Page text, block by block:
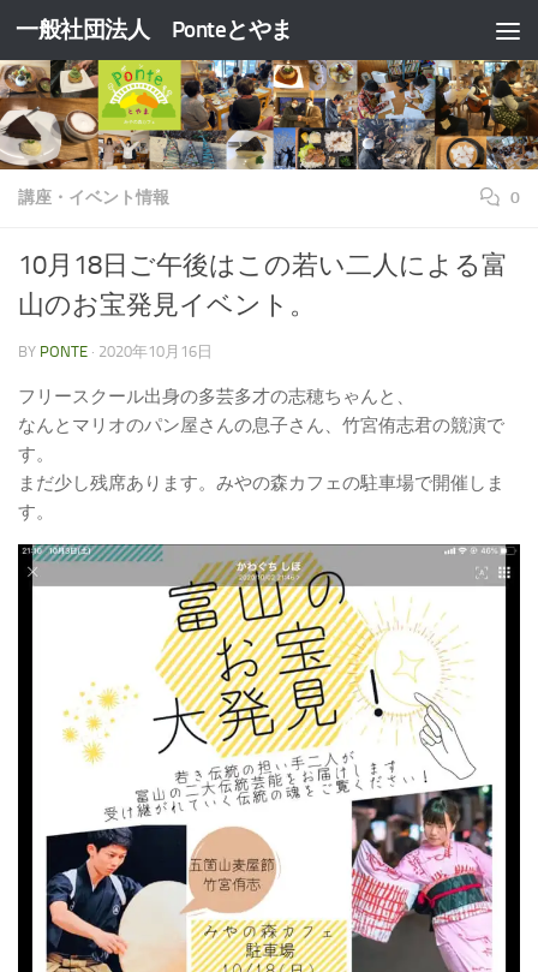
コンテンツへスキップ
一般社団法人 Ponteとやま
講座・イベント情報 0
10月18日ご午後はこの若い二人による富
山のお宝発見イベント。
BY PONTE · 2020年10月16日
フリースクール出身の多芸多才の志穂ちゃんと、
なんとマリオのパン屋さんの息子さん、竹宮侑志君の競演で
す。
まだ少し残席あります。みやの森カフェの駐車場で開催しま
す。